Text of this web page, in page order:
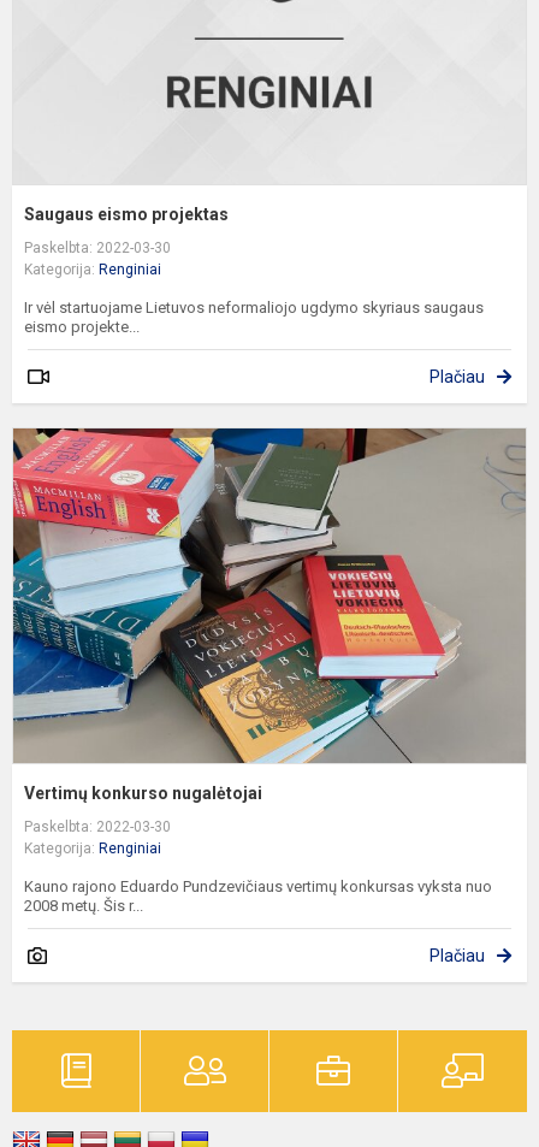
Saugaus eismo projektas
Paskelbta: 2022-03-30
Kategorija: Renginiai
Ir vėl startuojame Lietuvos neformaliojo ugdymo skyriaus saugaus
eismo projekte...
Plačiau
Vertimų konkurso nugalėtojai
Paskelbta: 2022-03-30
Kategorija: Renginiai
Kauno rajono Eduardo Pundzevičiaus vertimų konkursas vyksta nuo
2008 metų. Šis r...
Plačiau